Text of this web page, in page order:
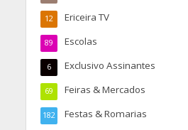
Ericeira TV
12
Escolas
89
Exclusivo Assinantes
6
Feiras & Mercados
69
Festas & Romarias
182